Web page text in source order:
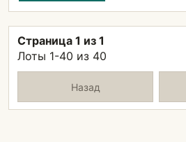
Страница 1 из 1
Лоты 1-40 из 40
Назад